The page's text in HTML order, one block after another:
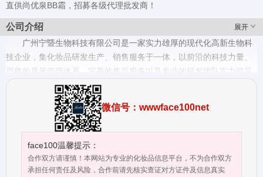
直供尚优泉BB霜，招募各级代理批发商！
展开
公司介绍
广州宁暨生物科技有限公司是一家实力雄厚的现代化高新生物科
技企业，集化妆品研发生产、销售服务于一体，以前沿的科技力量、
严格的质量管理体系、完善的售后服务以及专业的研发团队实力驻足
市场，致力于传播天然有机的养生养护理念，打造优质品质的东方护
肤品牌。尚优泉品牌配方与研发技术由广东药科大学提供技术支持
（广东药科大学1958年成立，是广东省属普通高等院校，全国独立建
制的三所药科类高等院校之一，广东省培养药学、预防医学和临床医
学等高级技术人才和管理干部的重要基地，是国家大学生文化素质教
育基地和广东省国家执业药师培训中心，也是广东省医药卫生系统继
续教育的重要基地和广东省3家药学法定CMA计量认证单位之一）为
微信号：wwwface100net
face100温馨提示：
合作双方请谨慎！本网站为专业的化妆品信息平台，不为合作双方
承担任何责任及风险，合作前请先核实查证对方证件及信息真实